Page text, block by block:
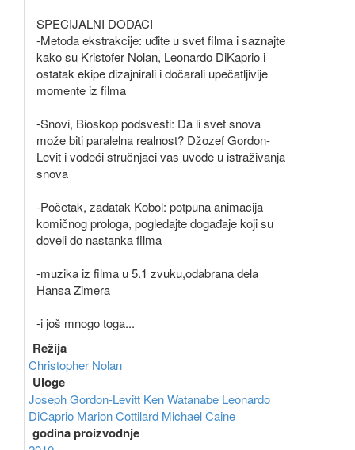
SPECIJALNI DODACI
-Metoda ekstrakcije: uđite u svet filma i saznajte
kako su Kristofer Nolan, Leonardo DiKaprio i
ostatak ekipe dizajnirali i dočarali upečatljivije
momente iz filma
-Snovi, Bioskop podsvesti: Da li svet snova
može biti paralelna realnost? Džozef Gordon-
Levit i vodeći stručnjaci vas uvode u istraživanja
snova
-Početak, zadatak Kobol: potpuna animacija
komičnog prologa, pogledajte događaje koji su
doveli do nastanka filma
-muzika iz filma u 5.1 zvuku,odabrana dela
Hansa Zimera
-i još mnogo toga...
Režija
Christopher Nolan
Uloge
Joseph Gordon-Levitt Ken Watanabe Leonardo
DiCaprio Marion Cottilard Michael Caine
godina proizvodnje